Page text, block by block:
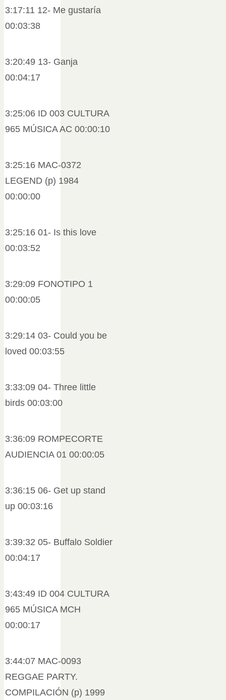
3:17:11 12- Me gustaría
00:03:38
3:20:49 13- Ganja
00:04:17
3:25:06 ID 003 CULTURA
965 MÚSICA AC 00:00:10
3:25:16 MAC-0372
LEGEND (p) 1984
00:00:00
3:25:16 01- Is this love
00:03:52
3:29:09 FONOTIPO 1
00:00:05
3:29:14 03- Could you be
loved 00:03:55
3:33:09 04- Three little
birds 00:03:00
3:36:09 ROMPECORTE
AUDIENCIA 01 00:00:05
3:36:15 06- Get up stand
up 00:03:16
3:39:32 05- Buffalo Soldier
00:04:17
3:43:49 ID 004 CULTURA
965 MÚSICA MCH
00:00:17
3:44:07 MAC-0093
REGGAE PARTY.
COMPILACIÓN (p) 1999